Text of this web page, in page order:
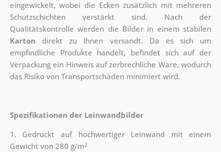
eingewickelt, wobei die Ecken zusätzlich mit mehreren
Schutzschichten verstärkt sind. Nach der
Qualitätskontrolle werden die Bilder in einem stabilen
Karton direkt zu Ihnen versandt. Da es sich um
empfindliche Produkte handelt, befindet sich auf der
Verpackung ein Hinweis auf zerbrechliche Ware, wodurch
das Risiko von Transportschäden minimiert wird.
Spezifikationen der Leinwandbilder
1. Gedruckt auf hochwertiger Leinwand mit einem
Gewicht von 280 g/m2